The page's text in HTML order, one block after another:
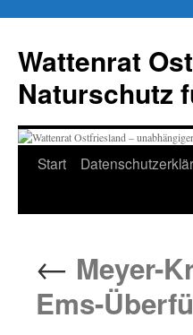
springen
Wattenrat
Naturschutz
Start
← Meyer-
Ems-